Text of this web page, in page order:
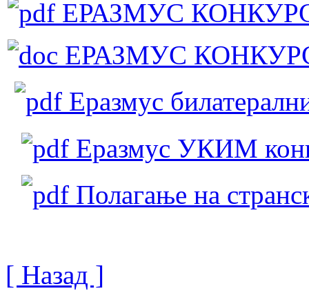
ЕРАЗМУС КОНКУРС
ЕРАЗМУС КОНКУРС
Еразмус
Еразмус УКИМ
Полагање на
[ Назад ]